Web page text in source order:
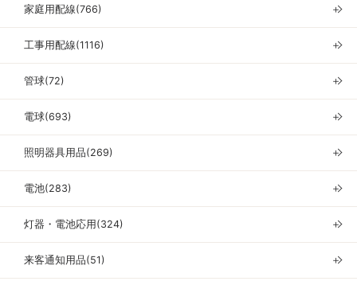
家庭用配線(766) ＋
工事用配線(1116) ＋
管球(72) ＋
電球(693) ＋
照明器具用品(269) ＋
電池(283) ＋
灯器・電池応用(324) ＋
来客通知用品(51) ＋